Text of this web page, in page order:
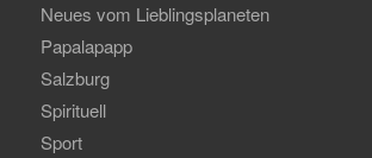
Neues vom Lieblingsplaneten
Papalapapp
Salzburg
Spirituell
Sport